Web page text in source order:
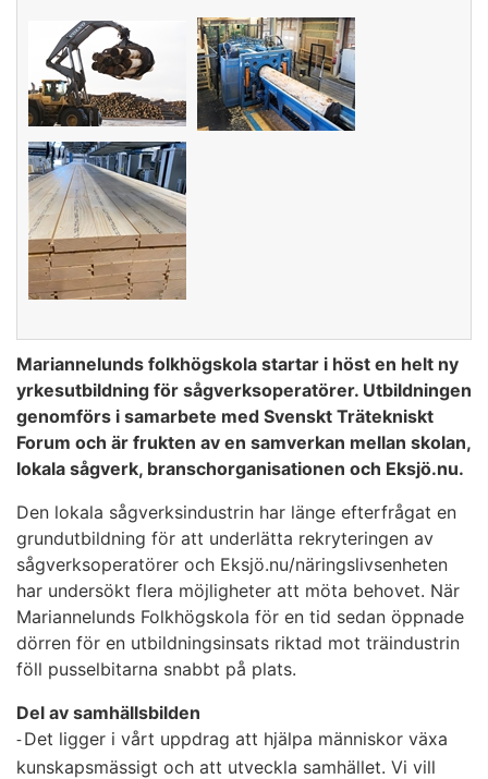
Mariannelunds folkhögskola startar i höst en helt ny
yrkesutbildning för sågverksoperatörer. Utbildningen
genomförs i samarbete med Svenskt Trätekniskt
Forum och är frukten av en samverkan mellan skolan,
lokala sågverk, branschorganisationen och Eksjö.nu.
Den lokala sågverksindustrin har länge efterfrågat en
grundutbildning för att underlätta rekryteringen av
sågverksoperatörer och Eksjö.nu/näringslivsenheten
har undersökt flera möjligheter att möta behovet. När
Mariannelunds Folkhögskola för en tid sedan öppnade
dörren för en utbildningsinsats riktad mot träindustrin
föll pusselbitarna snabbt på plats.
Del av samhällsbilden
-Det ligger i vårt uppdrag att hjälpa människor växa
kunskapsmässigt och att utveckla samhället. Vi vill